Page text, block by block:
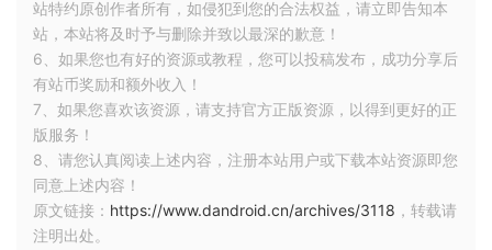
站特约原创作者所有，如侵犯到您的合法权益，请立即告知本
站，本站将及时予与删除并致以最深的歉意！
6、如果您也有好的资源或教程，您可以投稿发布，成功分享后
有站币奖励和额外收入！
7、如果您喜欢该资源，请支持官方正版资源，以得到更好的正
版服务！
8、请您认真阅读上述内容，注册本站用户或下载本站资源即您
同意上述内容！
原文链接： https://www.dandroid.cn/archives/3118 ，转载请
注明出处。